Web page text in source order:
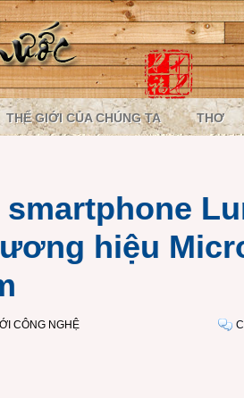
THẾ GIỚI CỦA CHÚNG TA THƠ
hiệu
CÔNG NGHỆ